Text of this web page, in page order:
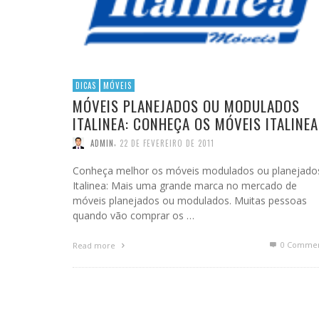
DICAS MÓVEIS
MÓVEIS PLANEJADOS OU MODULADOS
ITALINEA: CONHEÇA OS MÓVEIS ITALINEA
ADMIN 22 DE FEVEREIRO DE 2011
Conheça melhor os móveis modulados ou
Italinea: Mais uma grande marca no mercado de
móveis planejados ou modulados. Muitas pessoas
quando vão comprar os …
Read more 0